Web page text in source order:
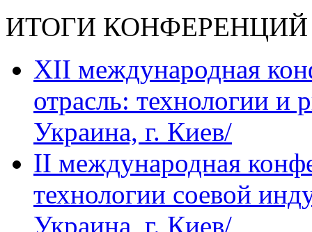
ИТОГИ КОНФЕРЕНЦИЙ
ХII международная
отрасль: технологии и
Украина, г. Киев/
IІ международная
технологии соевой
Украина, г. Киев/